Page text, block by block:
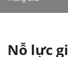
Nỗ lực